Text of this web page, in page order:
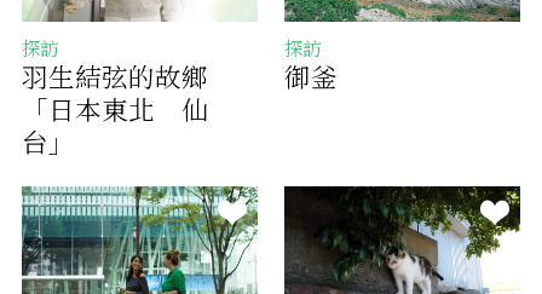
探訪
羽生結弦的故鄉
「日本東北 仙
台」
探訪
御釜